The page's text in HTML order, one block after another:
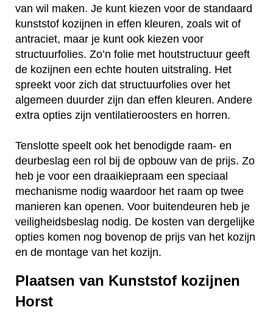
van wil maken. Je kunt kiezen voor de standaard
kunststof kozijnen in effen kleuren, zoals wit of
antraciet, maar je kunt ook kiezen voor
structuurfolies. Zo’n folie met houtstructuur geeft
de kozijnen een echte houten uitstraling. Het
spreekt voor zich dat structuurfolies over het
algemeen duurder zijn dan effen kleuren. Andere
extra opties zijn ventilatieroosters en horren.
Tenslotte speelt ook het benodigde raam- en
deurbeslag een rol bij de opbouw van de prijs. Zo
heb je voor een draaikiepraam een speciaal
mechanisme nodig waardoor het raam op twee
manieren kan openen. Voor buitendeuren heb je
veiligheidsbeslag nodig. De kosten van dergelijke
opties komen nog bovenop de prijs van het kozijn
en de montage van het kozijn.
Plaatsen van Kunststof kozijnen
Horst